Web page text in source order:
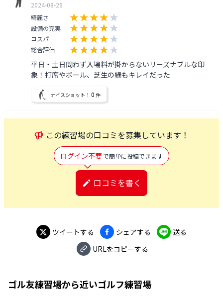
2024-08-26
綺麗さ
設備の充実
コスパ
総合評価
平日・土日問わず入場料が掛からないリーズナブルな印
象！打席やボール、芝生の緑もキレイだった
ナイスショット！ 0 件
この練習場の口コミを募集しています！
ログイン不要で簡単に投稿できます
口コミを書く
ツイートする シェアする
送る
URLをコピーする
ゴル友練習場から近いゴルフ練習場